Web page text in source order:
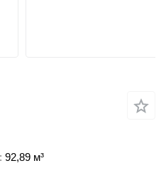
92,89 м³